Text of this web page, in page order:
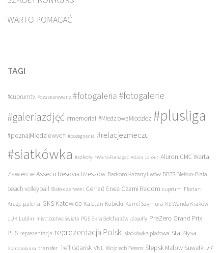
WARTO POMAGAĆ
TAGI
#cuprumtv #czasnarewanż #fotogaleria #fotogalerie
#galeriazdjęć #memoriał #MiedziowaMlodziez #plusliga
#poznajMiedziowych #pożegnania #relacjezmeczu
#siatkówka #szkoły #WartoPomagac Adam Lorenc Aluron CMC Warta
Zawiercie Asseco Resovia Rzeszów Barkom Każany Lwów BBTS Bielsko-Biała
beach volleyball Biało-czerwoni Cerrad Enea Czarni Radom cuprum Florian
Krage galeria GKS Katowice Kajetan Kubicki Kamil Szymura KS Wanda Kraków
LUK Lublin mistrzostwa świata PGE Skra Bełchatów playoffy PreZero Grand Prix
PLS reprezentacja reprezentacja Polski siatkówka plażowa Stal Nysa
Staropolanka transfer Trefl Gdańsk VNL Wojciech Ferens Ślepsk Malow Suwałki バ